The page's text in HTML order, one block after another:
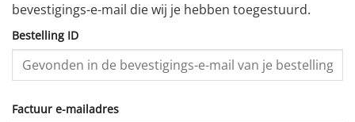
bevestigings-e-mail die wij je hebben toegestuurd.
Bestelling ID
Factuur e-mailadres